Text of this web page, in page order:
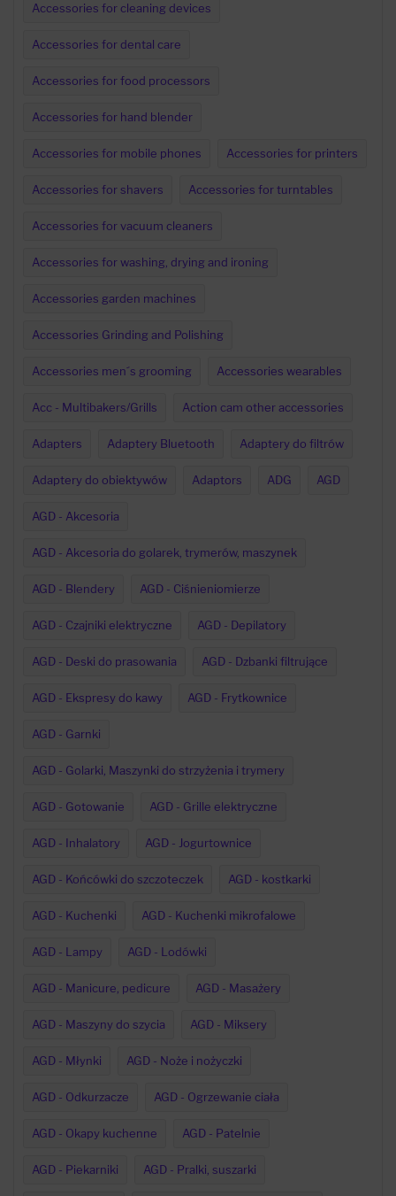
Accessories for cleaning devices
Accessories for dental care
Accessories for food processors
Accessories for hand blender
Accessories for mobile phones Accessories for printers
Accessories for shavers Accessories for turntables
Accessories for vacuum cleaners
Accessories for washing, drying and ironing
Accessories garden machines
Accessories Grinding and Polishing
Accessories men´s grooming Accessories wearables
Acc - Multibakers/Grills Action cam other accessories
Adapters Adaptery Bluetooth Adaptery do filtrów
Adaptery do obiektywów Adaptors ADG AGD
AGD - Akcesoria
AGD - Akcesoria do golarek, trymerów, maszynek
AGD - Blendery AGD - Ciśnieniomierze
AGD - Czajniki elektryczne AGD - Depilatory
AGD - Deski do prasowania AGD - Dzbanki filtrujące
AGD - Ekspresy do kawy AGD - Frytkownice
AGD - Garnki
AGD - Golarki, Maszynki do strzyżenia i trymery
AGD - Gotowanie AGD - Grille elektryczne
AGD - Inhalatory AGD - Jogurtownice
AGD - Końcówki do szczoteczek AGD - kostkarki
AGD - Kuchenki AGD - Kuchenki mikrofalowe
AGD - Lampy AGD - Lodówki
AGD - Manicure, pedicure AGD - Masażery
AGD - Maszyny do szycia AGD - Miksery
AGD - Młynki AGD - Noże i nożyczki
AGD - Odkurzacze AGD - Ogrzewanie ciała
AGD - Okapy kuchenne AGD - Patelnie
AGD - Piekarniki AGD - Pralki, suszarki